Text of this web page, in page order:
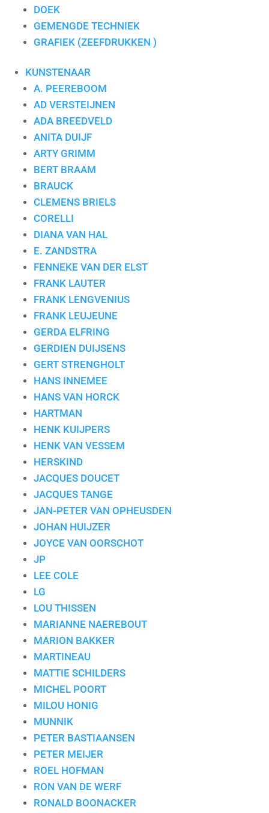
DOEK
GEMENGDE TECHNIEK
GRAFIEK (ZEEFDRUKKEN )
KUNSTENAAR
A. PEEREBOOM
AD VERSTEIJNEN
ADA BREEDVELD
ANITA DUIJF
ARTY GRIMM
BERT BRAAM
BRAUCK
CLEMENS BRIELS
CORELLI
DIANA VAN HAL
E. ZANDSTRA
FENNEKE VAN DER ELST
FRANK LAUTER
FRANK LENGVENIUS
FRANK LEUJEUNE
GERDA ELFRING
GERDIEN DUIJSENS
GERT STRENGHOLT
HANS INNEMEE
HANS VAN HORCK
HARTMAN
HENK KUIJPERS
HENK VAN VESSEM
HERSKIND
JACQUES DOUCET
JACQUES TANGE
JAN-PETER VAN OPHEUSDEN
JOHAN HUIJZER
JOYCE VAN OORSCHOT
JP
LEE COLE
LG
LOU THISSEN
MARIANNE NAEREBOUT
MARION BAKKER
MARTINEAU
MATTIE SCHILDERS
MICHEL POORT
MILOU HONIG
MUNNIK
PETER BASTIAANSEN
PETER MEIJER
ROEL HOFMAN
RON VAN DE WERF
RONALD BOONACKER